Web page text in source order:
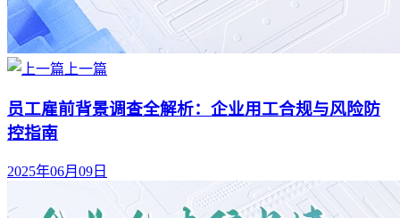
上一篇
员工雇前背景调查全解析：企业用工合规与风险防
控指南
2025年06月09日